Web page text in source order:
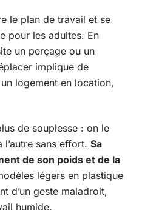
le plan de travail et se
pour les adultes. En
un perçage ou un
implique de
logement en location,
de souplesse : on le
l’autre sans effort. Sa
de son poids et de la
légers en plastique
d’un geste maladroit,
humide.